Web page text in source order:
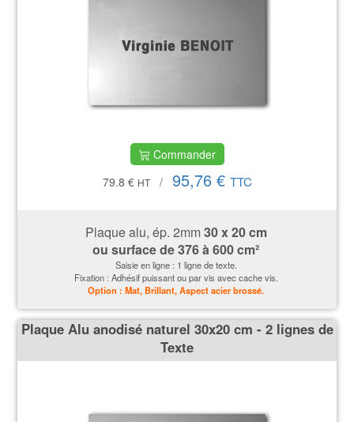
Commander
79.8 € HT / 95,76 € TTC
Plaque alu, ép. 2mm30 x 20 cm
ou surface de376 à 600 cm²
Saisie en ligne : 1 ligne de texte.
Fixation : Adhésif puissant ou par vis avec cache vis.
Option : Mat, Brillant, Aspect acier brossé.
Plaque Alu anodisé naturel 30x20 cm - 2 lignes de
Texte